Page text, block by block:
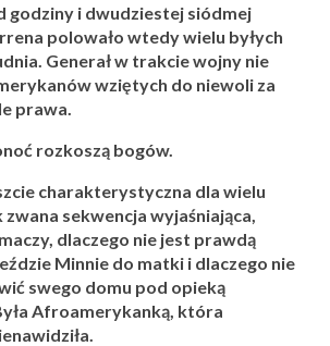
godziny i dwudziestej siódmej
polowało wtedy wielu byłych
Generał w trakcie wojny nie
wziętych do niewoli za
prawa.
rozkoszą bogów.
charakterystyczna dla wielu
sekwencja wyjaśniająca,
dlaczego nie jest prawdą
Minnie do matki i dlaczego nie
swego domu pod opieką
Afroamerykanką, która